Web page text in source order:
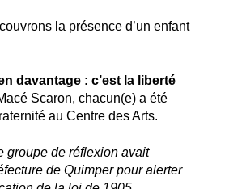
la présence d’un enfant
davantage : c’est la liberté
Scaron, chacun(e) a été
au Centre des Arts.
groupe de réflexion avait
de Quimper pour alerter